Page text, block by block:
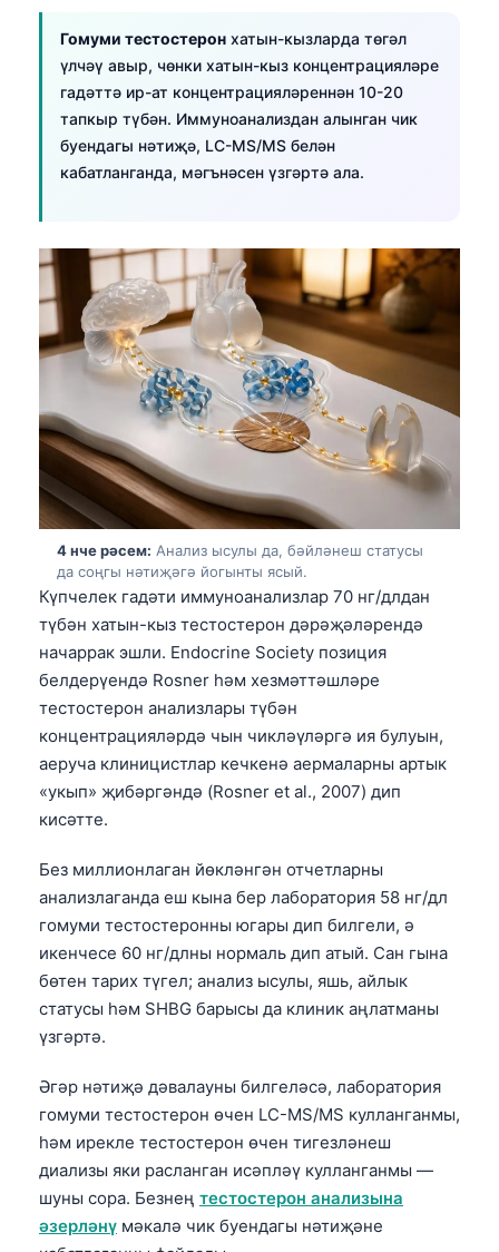
Гомуми тестостерон хатын-кызларда төгәл
үлчәү авыр, чөнки хатын-кыз концентрацияләре
гадәттә ир-ат концентрацияләреннән 10-20
тапкыр түбән. Иммуноанализдан алынган чик
буендагы нәтиҗә, LC-MS/MS белән
кабатланганда, мәгънәсен үзгәртә ала.
4 нче рәсем: Анализ ысулы да, бәйләнеш статусы
да соңгы нәтиҗәгә йогынты ясый.
Күпчелек гадәти иммуноанализлар 70 нг/длдан
түбән хатын-кыз тестостерон дәрәҗәләрендә
начаррак эшли. Endocrine Society позиция
белдерүендә Rosner һәм хезмәттәшләре
тестостерон анализлары түбән
концентрацияләрдә чын чикләүләргә ия булуын,
аеруча клиницистлар кечкенә аермаларны артык
«укып» җибәргәндә (Rosner et al., 2007) дип
кисәтте.
Без миллионлаган йөкләнгән отчетларны
анализлаганда еш кына бер лаборатория 58 нг/дл
гомуми тестостеронны югары дип билгели, ә
икенчесе 60 нг/длны нормаль дип атый. Сан гына
бөтен тарих түгел; анализ ысулы, яшь, айлык
статусы һәм SHBG барысы да клиник аңлатманы
үзгәртә.
Әгәр нәтиҗә дәвалауны билгеләсә, лаборатория
гомуми тестостерон өчен LC-MS/MS кулланганмы,
һәм ирекле тестостерон өчен тигезләнеш
диализы яки расланган исәпләү кулланганмы —
шуны сора. Безнең тестостерон анализына
әзерләнү мәкалә чик буендагы нәтиҗәне